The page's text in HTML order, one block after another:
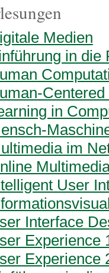
Medien
in die
in
im
User
Interface
Experience
Experience